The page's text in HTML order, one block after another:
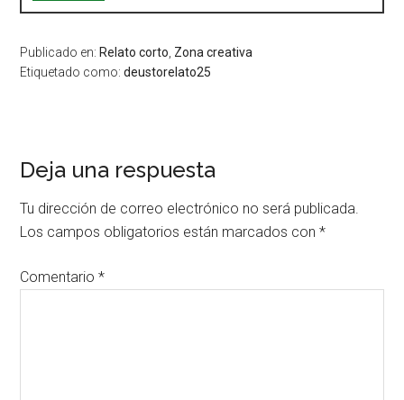
Publicado en: Relato corto Zona creativa
Etiquetado como:deustorelato25
Deja una respuesta
Tu dirección de correo electrónico no será publicada.
Los campos obligatorios están marcados con*
Comentario*